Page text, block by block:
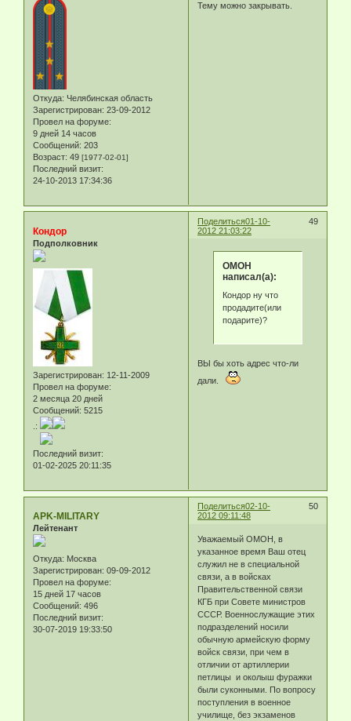
Откуда: Челябинская область
Зарегистрирован: 23-09-2012
Провел на форуме:
9 дней 14 часов
Сообщений: 203
Возраст: 49 [1977-02-01]
Последний визит:
24-10-2013 17:34:36
Тему можно закрывать.
Поделиться 49
01-10-
2012 21:03:22
Кондор
Подполковник
Зарегистрирован: 12-11-2009
Провел на форуме:
2 месяца 20 дней
Сообщений: 5215
.:
Последний визит:
01-02-2025 20:11:35
ОМОН
написал(а):
Кондор ну что
продадите(или
подарите)?
ВЫ бы хоть адрес что-ли
дали.
Поделиться 50
02-10-
2012 09:11:48
APK-MILITARY
Лейтенант
Откуда: Москва
Зарегистрирован: 09-09-2012
Провел на форуме:
15 дней 17 часов
Сообщений: 496
Последний визит:
30-07-2019 19:33:50
Уважаемый ОМОН, в
указанное время Ваш отец
служил не в специальной
связи, а в войсках
Правительственной связи
КГБ при Совете министров
СССР. Военнослужащие этих
подразделений носили
обычную армейскую форму
войск связи, при чем в
отличии от артиллерии
петлицы и околыш фуражки
были суконными. По вопросу
поступления в военное
училище, без экзаменов